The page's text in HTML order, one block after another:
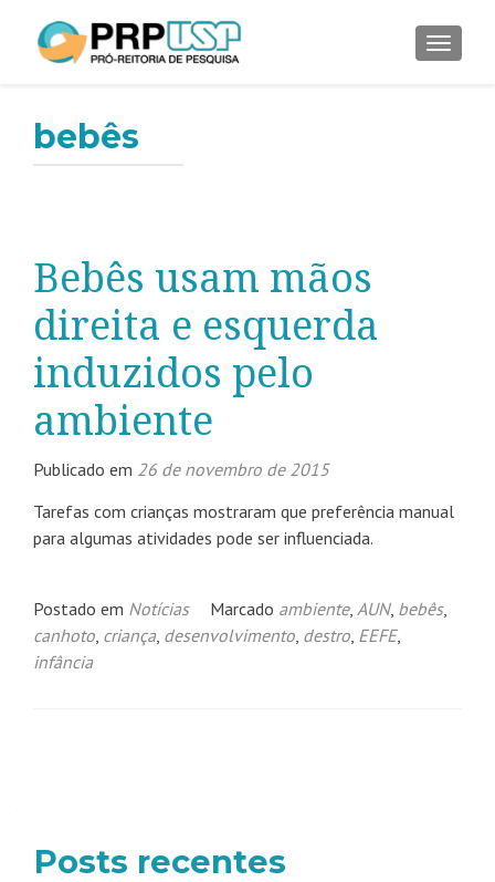
bebês
Bebês usam mãos
direita e esquerda
induzidos pelo
ambiente
Publicado em 26 de novembro de 2015
Tarefas com crianças mostraram que preferência manual
para algumas atividades pode ser influenciada.
Postado em Notícias Marcado ambiente, AUN, bebês,
canhoto, criança, desenvolvimento, destro, EEFE,
infância
Posts recentes